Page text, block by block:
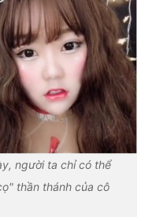
người ta chỉ có thể
thần thánh của cô